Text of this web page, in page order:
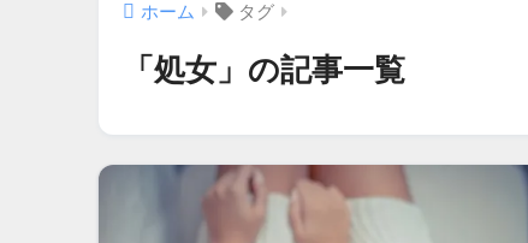
ホーム タグ
「処女」の記事一覧